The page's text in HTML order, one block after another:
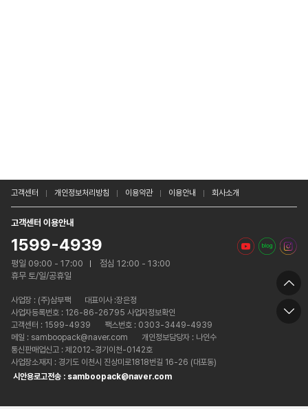
고객센터 개인정보처리방침 이용약관 이용안내 회사소개
고객센터 이용안내
1599-4939
평일 09:00 - 17:00
점심 12:00 - 13:00
휴무 토/일/공휴일
사업장 : (주)삼부팩
대표이사 :장은정
사업자등록번호 : 126-86-26795 사업자정보확인
고객센터 : 1599-4939
팩스번호 : 0303-3449-4939
메일 : samboopack@naver.com
개인정보담당자 : 나인수
통신판매업신고 : 제2012-경기이천-0142호
사업장소재지 : 경기도 이천시 진상미로1818번길 16-26 (대포동)
시안용로고전송 : samboopack@naver.com